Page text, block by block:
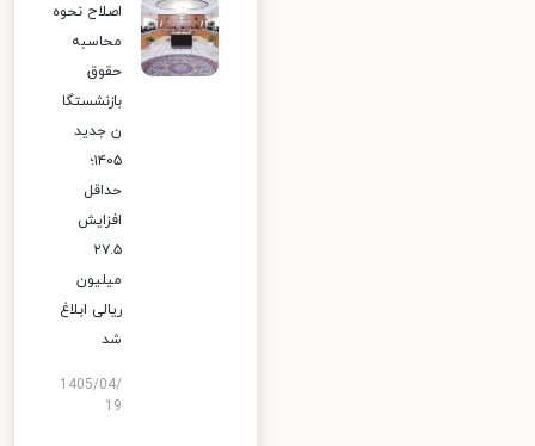
اصلاح نحوه
محاسبه
حقوق
بازنشستگا
ن جدید
۱۴۰۵؛
حداقل
افزایش
۲۷.۵
میلیون
ریالی ابلاغ
شد
1405/04/
19